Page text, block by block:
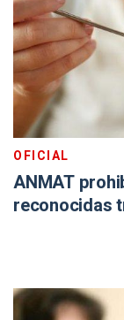
OFICIAL
ANMAT
reconocidas